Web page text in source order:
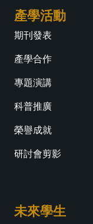
產學活動
期刊發表
產學合作
專題演講
科普推廣
榮譽成就
研討會剪影
未來學生